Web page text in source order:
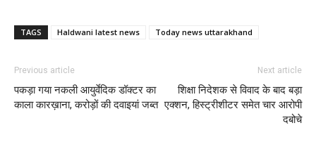
TAGS Haldwani latest news Today news uttarakhand
Previous article
पकड़ा गया नकली आयुर्वेदिक डॉक्टर का
काला कारख़ाना, करोड़ों की दवाइयां जब्त
Next article
शिक्षा निदेशक से विवाद के बाद बड़ा
एक्शन, हिस्ट्रीशीटर समेत चार आरोपी
दबोचे